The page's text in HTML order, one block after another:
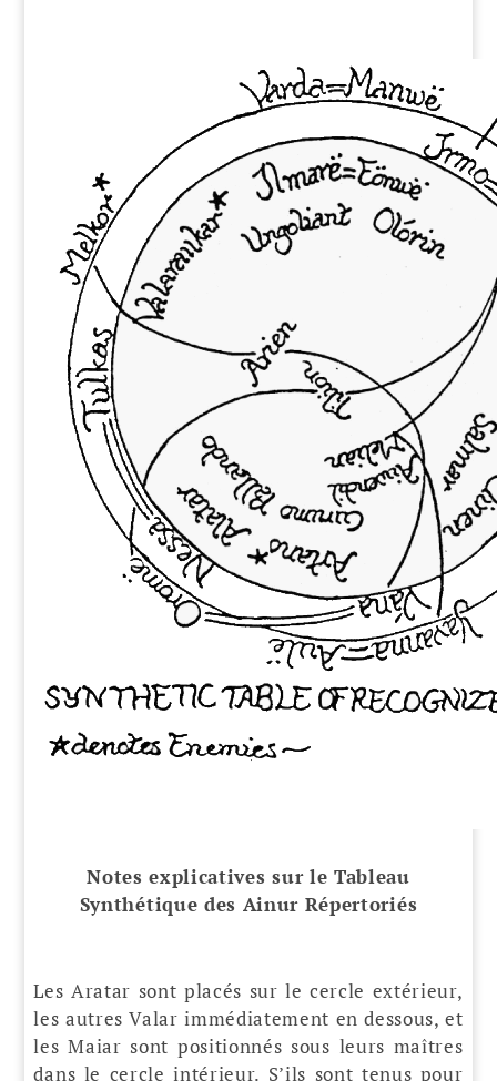
Notes explicatives sur le Tableau
Synthétique des Ainur Répertoriés
Les Aratar sont placés sur le cercle extérieur,
les autres Valar immédiatement en dessous, et
les Maiar sont positionnés sous leurs maîtres
dans le cercle intérieur. S’ils sont tenus pour